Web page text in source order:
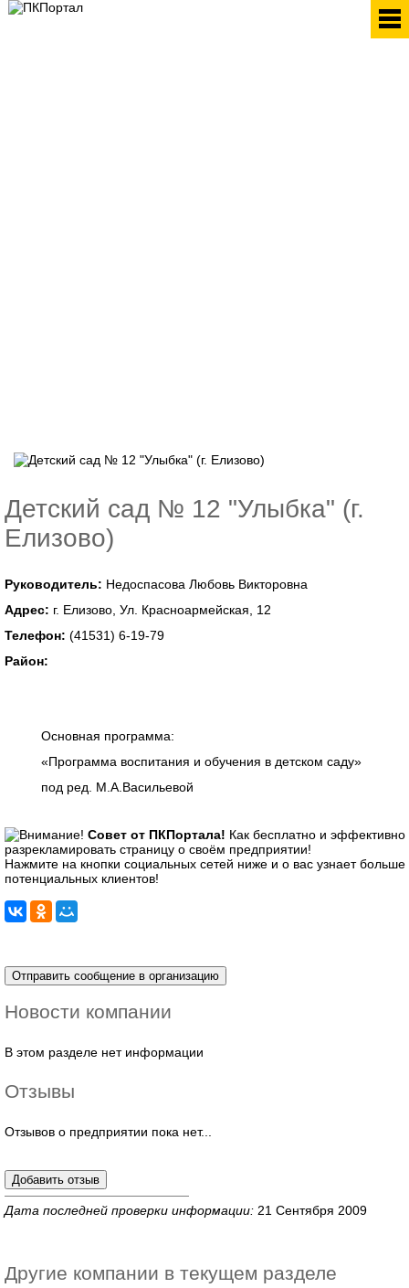
Детский сад № 12 "Улыбка" (г.
Елизово)
Руководитель: Недоспасова Любовь Викторовна
Адрес: г. Елизово, Ул. Красноармейская, 12
Телефон: (41531) 6-19-79
Район:
Основная программа:
«Программа воспитания и обучения в детском саду»
под ред. М.А.Васильевой
Совет от ПКПортала! Как бесплатно и эффективно
разрекламировать страницу о своём предприятии!
Нажмите на кнопки социальных сетей ниже и о вас узнает больше
потенциальных клиентов!
Новости компании
В этом разделе нет информации
Отзывы
Отзывов о предприятии пока нет...
Дата последней проверки информации: 21 Сентября 2009
Другие компании в текущем разделе